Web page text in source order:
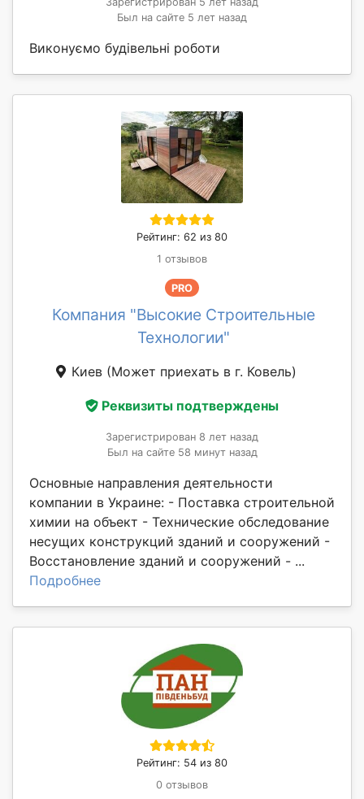
Был на сайте 5 лет назад
Виконуємо будівельні роботи
Рейтинг: 62 из 80
1 отзывов
PRO
Компания "Высокие Строительные
Технологии"
Киев (Может приехать в г. Ковель)
Реквизиты подтверждены
Зарегистрирован 8 лет назад
Был на сайте 58 минут назад
Основные направления деятельности
компании в Украине: - Поставка строительной
химии на объект - Технические обследование
несущих конструкций зданий и сооружений -
Восстановление зданий и сооружений - ...
Подробнее
Рейтинг: 54 из 80
0 отзывов